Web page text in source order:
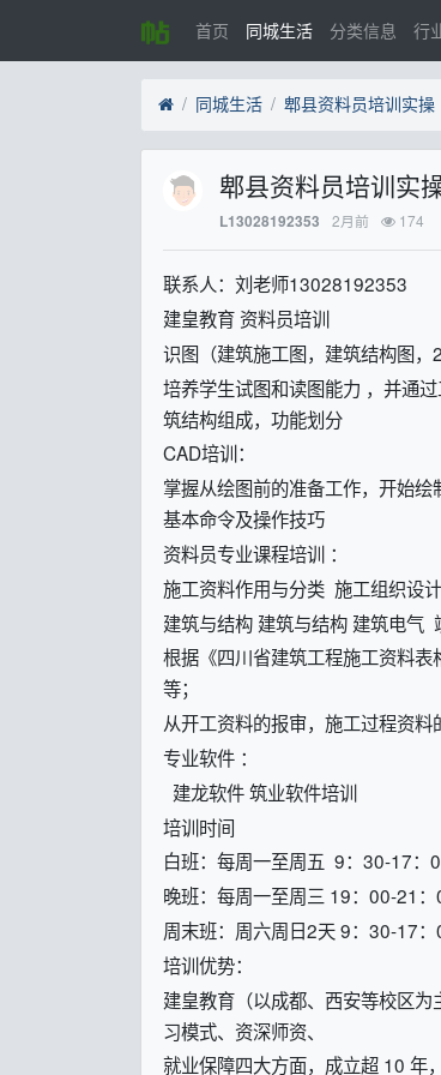
首页 同城生活 分类信息 行
同城生活 郫县资料员培训实操
郫县资料员培训实
L13028192353 2月前 174
联系人：刘老师13028192353
建皇教育 资料员培训
识图（建筑施工图，建筑结构图，
培养学生试图和读图能力 ，并通
筑结构组成，功能划分
CAD培训：
掌握从绘图前的准备工作，开始
基本命令及操作技巧
资料员专业课程培训 ：
施工资料作用与分类 施工组织设
建筑与结构 建筑与结构 建筑电气
根据《四川省建筑工程施工资料
等；
从开工资料的报审，施工过程资料
专业软件 ：
建龙软件 筑业软件培训
培训时间
白班：每周一至周五 9：30-17：
晚班：每周一至周三 19：00-21：
周末班：周六周日2天 9：30-17：
培训优势：
建皇教育（以成都、西安等校区
习模式、资深师资、
就业保障四大方面，成立超 10 年